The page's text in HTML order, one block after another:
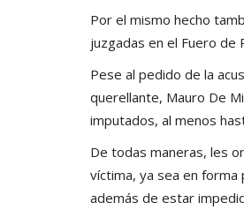
Por el mismo hecho
juzgadas en el Fuero de
Pese al pedido de la
querellante, Mauro De
imputados, al menos
De todas maneras, les
víctima, ya sea en
además de estar